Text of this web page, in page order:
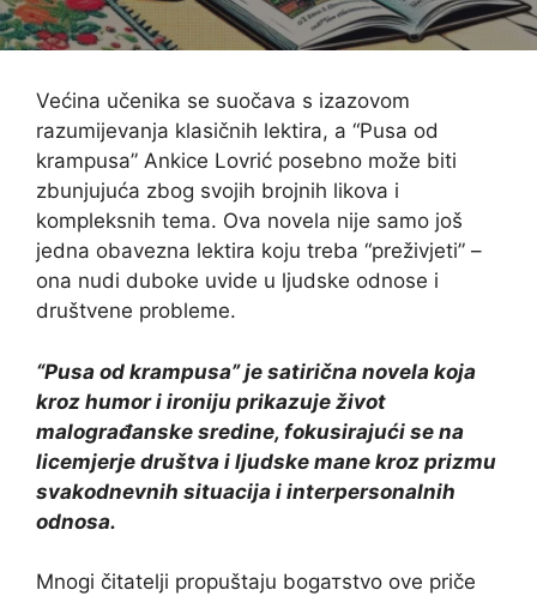
Većina učenika se suočava s izazovom
razumijevanja klasičnih lektira, a “Pusa od
krampusa” Ankice Lovrić posebno može biti
zbunjujuća zbog svojih brojnih likova i
kompleksnih tema. Ova novela nije samo još
jedna obavezna lektira koju treba “preživjeti” –
ona nudi duboke uvide u ljudske odnose i
društvene probleme.
“Pusa od krampusa” je satirična novela koja
kroz humor i ironiju prikazuje život
malograđanske sredine, fokusirajući se na
licemjerje društva i ljudske mane kroz prizmu
svakodnevnih situacija i interpersonalnih
odnosa.
Mnogi čitatelji propuštaju bogатstvo ove priče